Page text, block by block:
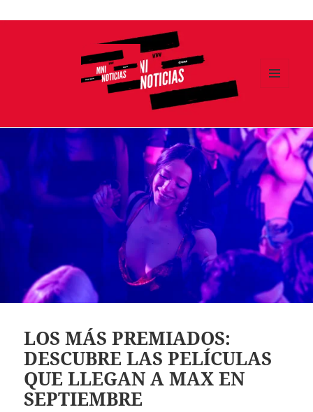
Ir
LOS MÁS PREMIADOS:
DESCUBRE LAS PELÍCULAS
QUE LLEGAN A MAX EN
SEPTIEMBRE